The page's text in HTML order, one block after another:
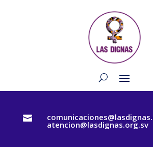

atencion@lasdignas.org.sv